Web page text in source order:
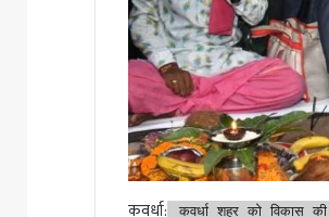
कवर्धा: कवर्धा शहर को विकास